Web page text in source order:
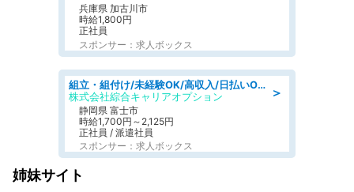
兵庫県 加古川市
時給1,800円
正社員
スポンサー：求人ボックス
＞
組立・組付け/未経験OK/高収入/日払いOK/交替制/20・30・40代活躍中
株式会社綜合キャリアオプション
静岡県 富士市
時給1,700円～2,125円
正社員 / 派遣社員
スポンサー：求人ボックス
姉妹サイト